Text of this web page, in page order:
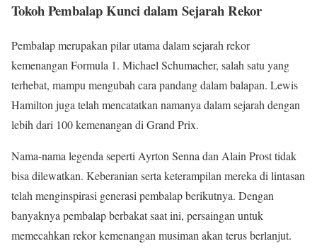
Tokoh Pembalap Kunci dalam Sejarah Rekor
Pembalap merupakan pilar utama dalam sejarah rekor
kemenangan Formula 1. Michael Schumacher, salah satu yang
terhebat, mampu mengubah cara pandang dalam balapan. Lewis
Hamilton juga telah mencatatkan namanya dalam sejarah dengan
lebih dari 100 kemenangan di Grand Prix.
Nama-nama legenda seperti Ayrton Senna dan Alain Prost tidak
bisa dilewatkan. Keberanian serta keterampilan mereka di lintasan
telah menginspirasi generasi pembalap berikutnya. Dengan
banyaknya pembalap berbakat saat ini, persaingan untuk
memecahkan rekor kemenangan musiman akan terus berlanjut.